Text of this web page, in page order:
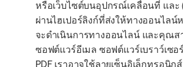
หรือเว็บไซต์บนอุปกรณ์เคลื่อนที่ และ
ผ่านไฮเปอร์ลิงก์ที่ส่งให้ทางออนไลน์
จะดำเนินการทางออนไลน์ และคุณส
ซอฟต์แวร์อีเมล ซอฟต์แวร์เบราว์เซ
PDF เราอาจใช้ลายเซ็นอิเล็กทรอนิ